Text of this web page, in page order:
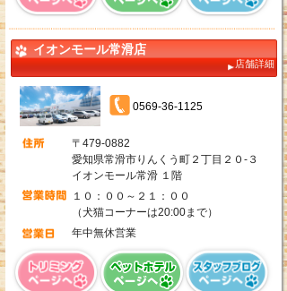
イオンモール常滑店
店舗詳細
0569-36-1125
〒479-0882
愛知県常滑市りんくう町２丁目２０-３
イオンモール常滑 １階
１０：００～２１：００
（犬猫コーナーは20:00まで）
年中無休営業